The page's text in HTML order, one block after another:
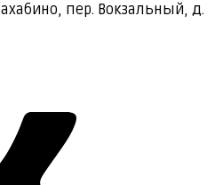
пер. Вокзальный, д.